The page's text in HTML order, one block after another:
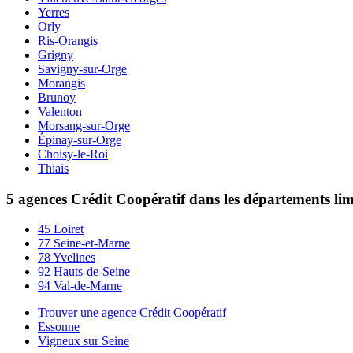
Yerres
Orly
Ris-Orangis
Grigny
Savigny-sur-Orge
Morangis
Brunoy
Valenton
Morsang-sur-Orge
Épinay-sur-Orge
Choisy-le-Roi
Thiais
5 agences Crédit Coopératif dans les départements
45 Loiret
77 Seine-et-Marne
78 Yvelines
92 Hauts-de-Seine
94 Val-de-Marne
Trouver une agence Crédit Coopératif
Essonne
Vigneux sur Seine